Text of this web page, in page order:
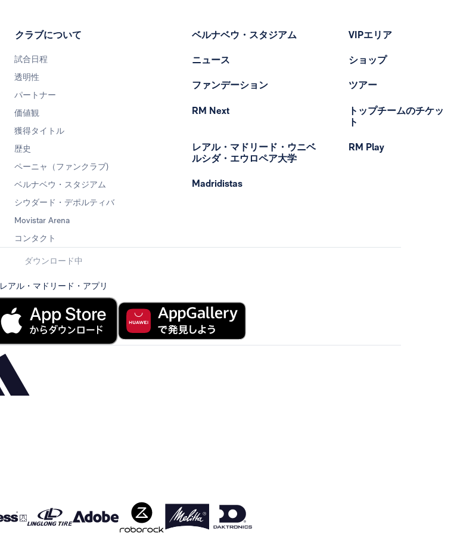
クラブについて
試合日程
透明性
パートナー
価値観
獲得タイトル
歴史
ペーニャ（ファンクラブ)
ベルナベウ・スタジアム
シウダード・デポルティバ
Movistar Arena
コンタクト
ベルナベウ・スタジアム
ニュース
ファンデーション
RM Next
レアル・マドリード・ウニベ
ルシダ・エウロペア大学
Madridistas
VIPエリア
ショップ
ツアー
トップチームのチケッ
ト
RM Play
ダウンロード中
レアル・マドリード・アプリ